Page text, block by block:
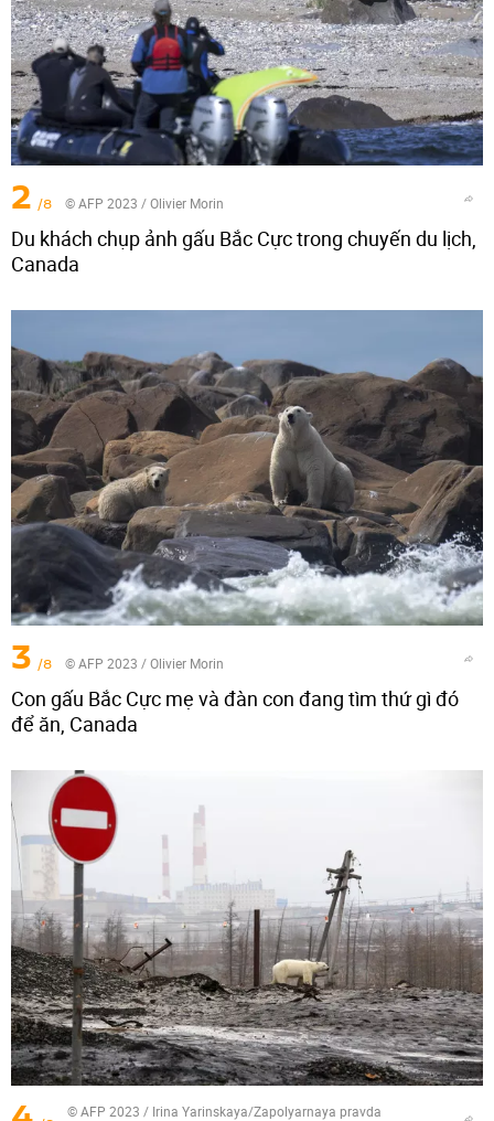
2 /8 © AFP 2023 / Olivier Morin
Du khách chụp ảnh gấu Bắc Cực trong chuyến du lịch,
Canada
3 /8 © AFP 2023 / Olivier Morin
Con gấu Bắc Cực mẹ và đàn con đang tìm thứ gì đó
để ăn, Canada
© AFP 2023 / Irina Yarinskaya/Zapolyarnaya pravda